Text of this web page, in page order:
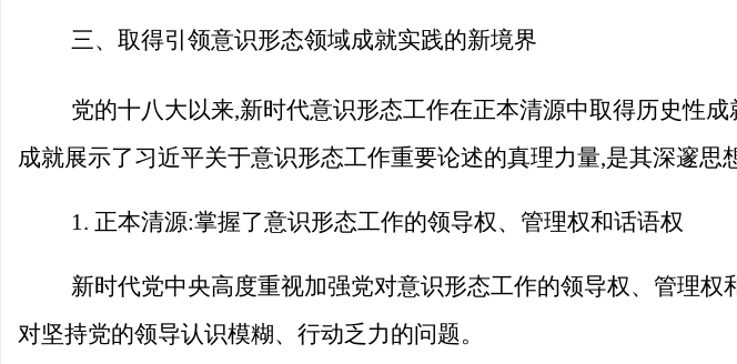
三、取得引领意识形态领域成就实践的新境界
党的十八大以来,新时代意识形态工作在正本清源中取得历史性
成就展示了习近平关于意识形态工作重要论述的真理力量,是其深邃思
1. 正本清源:掌握了意识形态工作的领导权、管理权和话语权
新时代党中央高度重视加强党对意识形态工作的领导权、管理
对坚持党的领导认识模糊、行动乏力的问题。